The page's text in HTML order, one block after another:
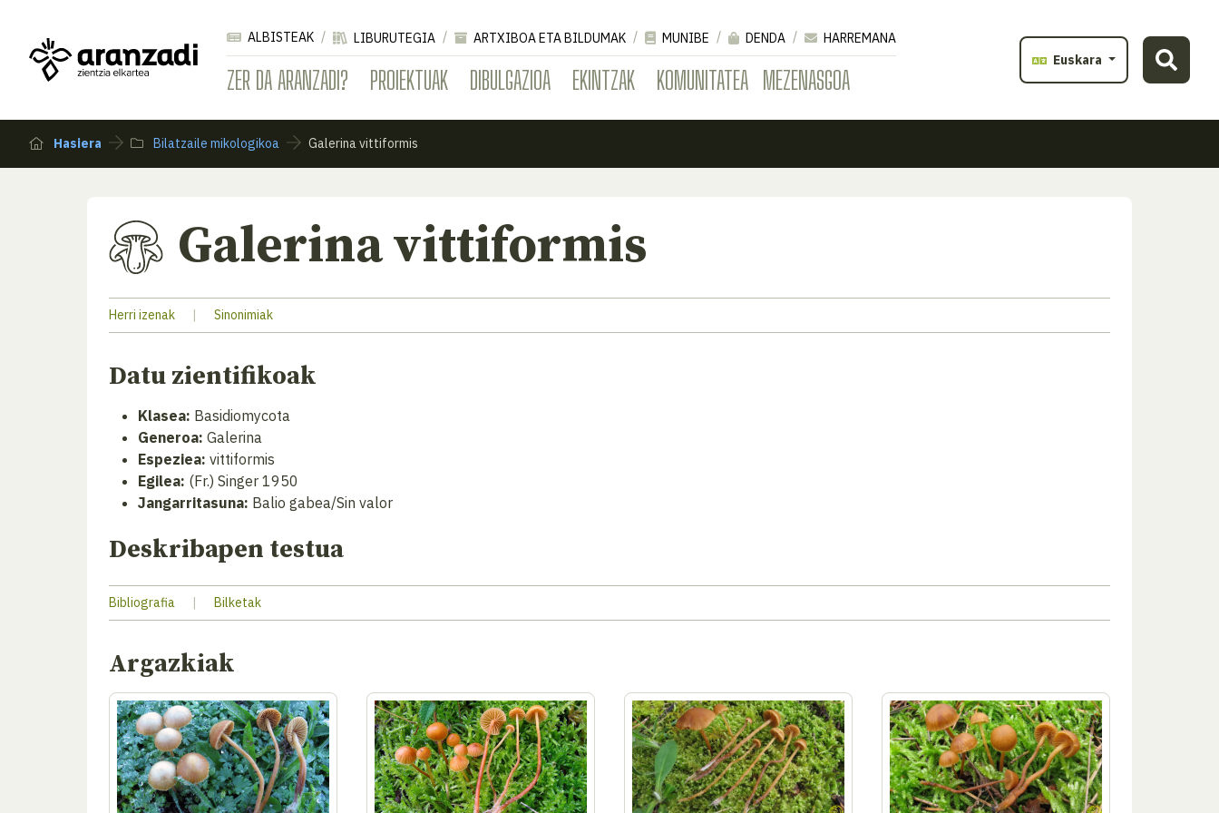
ZER DA ARANZADI? PROIEKTUAK DIBULGAZIOA EKINTZAK KOMUNITATEA MEZENASGOA
ALBISTEAK LIBURUTEGIA ARTXIBOA ETA BILDUMAK MUNIBE DENDA
HARREMANA
Euskara
Hasiera Bilatzaile mikologikoa Galerina vittiformis
Galerina vittiformis
Herri izenak | Sinonimiak
Datu zientifikoak
Klasea: Basidiomycota
Generoa: Galerina
Espeziea: vittiformis
Egilea: (Fr.) Singer 1950
Jangarritasuna: Balio gabea/Sin valor
Deskribapen testua
Bibliografia | Bilketak
Argazkiak